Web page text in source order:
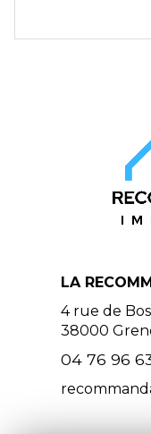
LA
4 rue de
38000
04 76 96